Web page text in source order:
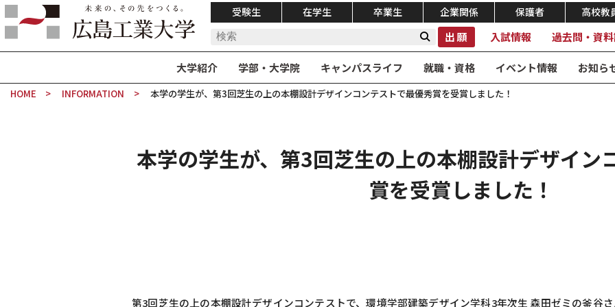
受験生 在学生 卒業生 企業関係 保護者 高校教
出願 入試情報 過去問・資
大学紹介 学部・大学院 キャンパスライフ 就職・資格 イベント情報 お知ら
HOME INFORMATION 本学の学生が、第3回芝生の上の本棚設計デザインコンテストで最優秀賞を受賞しました！
本学の学生が、第3回芝生の上の本棚設計デザイン
賞を受賞しました！
第3回芝生の上の本棚設計デザインコンテストで、環境学部建築デザイン学科3年次生 森田ゼミの釜谷